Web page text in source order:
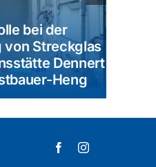
bei der
von Streckglas
Dennert
Heng